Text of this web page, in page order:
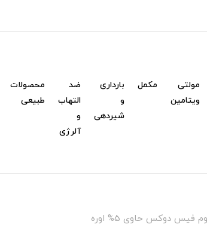
مولتی
ویتامین
مکمل
بارداری
و
شیردهی
ضد
التهاب
و
آلرژی
محصولات
طبیعی
دوکس حاوی 5% اوره